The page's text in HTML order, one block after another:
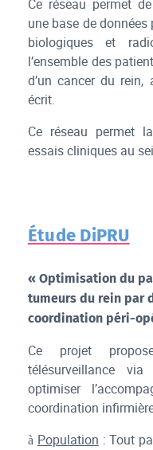
Ce réseau permet
une base de
biologiques et
l’ensemble des
d’un cancer du
écrit.
Ce réseau permet
essais cliniques au
Étude DiPRU
« Optimisation du
tumeurs du rein par
coordination péri-
Ce projet
télésurveillance
optimiser
coordination
à Population : Tout